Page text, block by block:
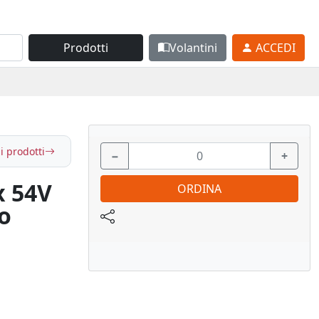
Prodotti Volantini ACCEDI
prodotti
54V
− +
ORDINA